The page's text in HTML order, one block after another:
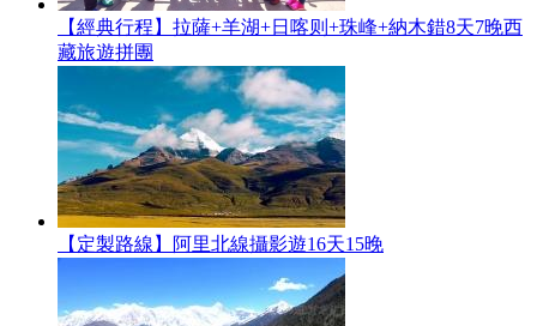
【經典行程】拉薩+羊湖+日喀则+珠峰+納木錯8天7晚西
藏旅遊拼團
【定製路線】阿里北線攝影遊16天15晚